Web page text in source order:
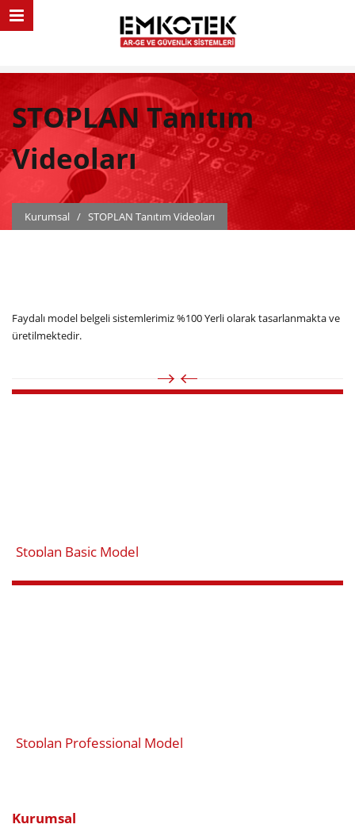
STOPLAN Tanıtım
Videoları
Kurumsal / STOPLAN Tanıtım Videoları
Faydalı model belgeli sistemlerimiz %100 Yerli olarak tasarlanmakta ve
üretilmektedir.
Stoplan Basic Model
Stoplan Professional Model
Kurumsal